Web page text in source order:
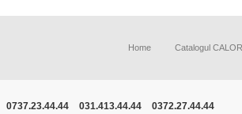
Home Catalogul CALOR
0737.23.44.44 031.413.44.44 0372.27.44.44